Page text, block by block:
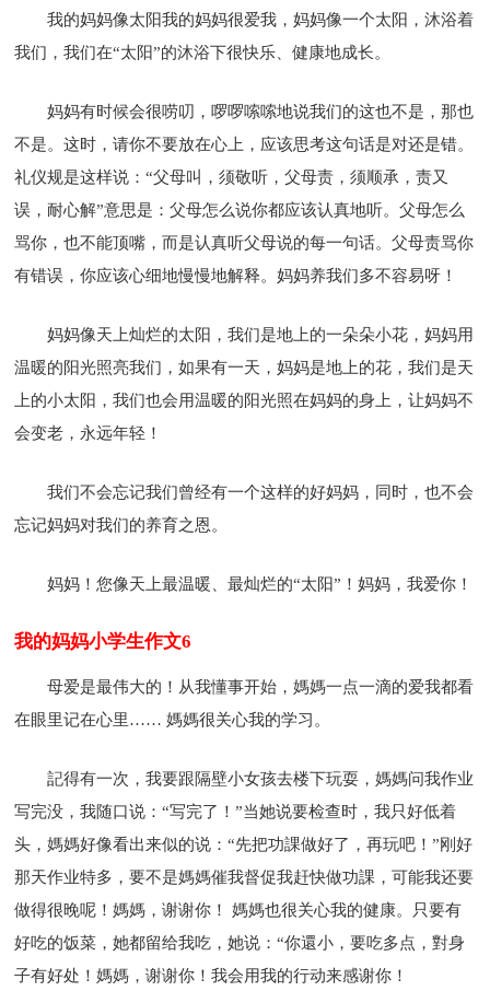
我的妈妈像太阳我的妈妈很爱我，妈妈像一个太阳，沐浴着
我们，我们在“太阳”的沐浴下很快乐、健康地成长。
妈妈有时候会很唠叨，啰啰嗦嗦地说我们的这也不是，那也
不是。这时，请你不要放在心上，应该思考这句话是对还是错。
礼仪规是这样说：“父母叫，须敬听，父母责，须顺承，责又
误，耐心解”意思是：父母怎么说你都应该认真地听。父母怎么
骂你，也不能顶嘴，而是认真听父母说的每一句话。父母责骂你
有错误，你应该心细地慢慢地解释。妈妈养我们多不容易呀！
妈妈像天上灿烂的太阳，我们是地上的一朵朵小花，妈妈用
温暖的阳光照亮我们，如果有一天，妈妈是地上的花，我们是天
上的小太阳，我们也会用温暖的阳光照在妈妈的身上，让妈妈不
会变老，永远年轻！
我们不会忘记我们曾经有一个这样的好妈妈，同时，也不会
忘记妈妈对我们的养育之恩。
妈妈！您像天上最温暖、最灿烂的“太阳”！妈妈，我爱你！
我的妈妈小学生作文6
母爱是最伟大的！从我懂事开始，媽媽一点一滴的爱我都看
在眼里记在心里…… 媽媽很关心我的学习。
記得有一次，我要跟隔壁小女孩去楼下玩耍，媽媽问我作业
写完没，我随口说：“写完了！”当她说要检查时，我只好低着
头，媽媽好像看出来似的说：“先把功課做好了，再玩吧！”刚好
那天作业特多，要不是媽媽催我督促我赶快做功課，可能我还要
做得很晚呢！媽媽，谢谢你！ 媽媽也很关心我的健康。只要有
好吃的饭菜，她都留给我吃，她说：“你還小，要吃多点，對身
子有好处！媽媽，谢谢你！我会用我的行动来感谢你！